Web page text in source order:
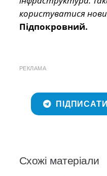
користуватися
Підпокровний.
РЕКЛАМА
Схожі матеріали